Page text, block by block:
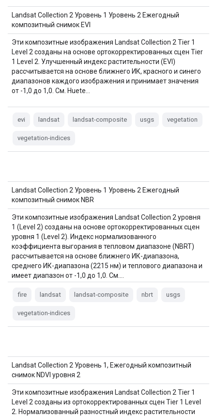
Landsat Collection 2 Уровень 1 Уровень 2 Ежегодный
композитный снимок EVI
Эти композитные изображения Landsat Collection 2 Tier 1
Level 2 созданы на основе ортокорректированных сцен Tier
1 Level 2. Улучшенный индекс растительности (EVI)
рассчитывается на основе ближнего ИК, красного и синего
диапазонов каждого изображения и принимает значения
от -1,0 до 1,0. См. Huete…
evi landsat landsat-composite usgs vegetation
vegetation-indices
Landsat Collection 2 Уровень 1 Уровень 2 Ежегодный
композитный снимок NBR
Эти композитные изображения Landsat Collection 2 уровня
1 (Level 2) созданы на основе ортокорректированных сцен
уровня 1 (Level 2). Индекс нормализованного
коэффициента выгорания в тепловом диапазоне (NBRT)
рассчитывается на основе ближнего ИК-диапазона,
среднего ИК-диапазона (2215 нм) и теплового диапазона и
имеет диапазон от -1,0 до 1,0. См.…
fire landsat landsat-composite nbrt usgs
vegetation-indices
Landsat Collection 2 Уровень 1, Ежегодный композитный
снимок NDVI уровня 2
Эти композитные изображения Landsat Collection 2 Tier 1
Level 2 созданы из ортокорректированных сцен Tier 1 Level
2. Нормализованный разностный индекс растительности